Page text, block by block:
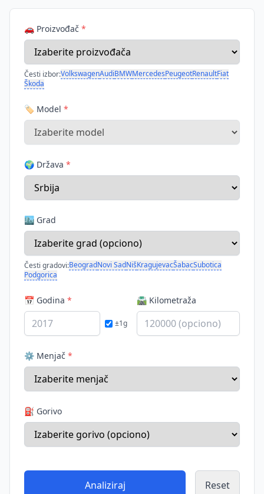
🚗 Proizvođač *
Česti izbor:VolkswagenAudiBMWMercedesPeugeotRenaultFiat
Škoda
🏷️ Model *
🌍 Država *
🏙️ Grad
Česti gradovi:BeogradNovi SadNišKragujevacŠabacSubotica
Podgorica
📅 Godina *
±1g
🛣️ Kilometraža
⚙️ Menjač *
⛽ Gorivo
Analiziraj Reset